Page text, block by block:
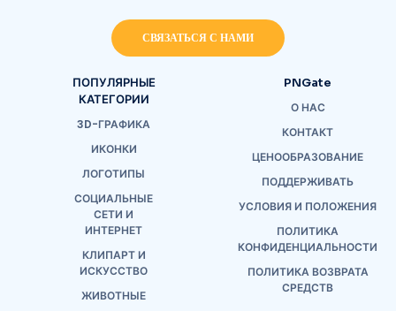
СВЯЗАТЬСЯ С НАМИ
ПОПУЛЯРНЫЕ
КАТЕГОРИИ
3D-ГРАФИКА
ИКОНКИ
ЛОГОТИПЫ
СОЦИАЛЬНЫЕ
СЕТИ И
ИНТЕРНЕТ
КЛИПАРТ И
ИСКУССТВО
ЖИВОТНЫЕ
PNGate
О НАС
КОНТАКТ
ЦЕНООБРАЗОВАНИЕ
ПОДДЕРЖИВАТЬ
УСЛОВИЯ И ПОЛОЖЕНИЯ
ПОЛИТИКА
КОНФИДЕНЦИАЛЬНОСТИ
ПОЛИТИКА ВОЗВРАТА
СРЕДСТВ